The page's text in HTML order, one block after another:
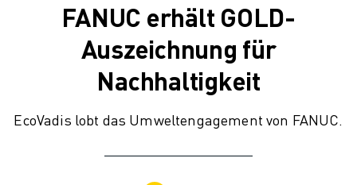
CNC-FUNKTIONEN/OPTIONEN
SIMULATION - DIGITALER ZWILLING
CNC-NACHHALTIGKEIT
CNC-PRODUKTE FÜR DEN BILDUNGSBEREICH
RETROFIT LÖSUNGEN
FANUC erhält GOLD-
Auszeichnung für
Nachhaltigkeit
EcoVadis lobt das Umweltengagement von FANUC.